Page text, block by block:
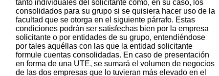
tanto individuales del solicitante como, en su caso, los
consolidados para su grupo si se quisiera hacer uso de la
facultad que se otorga en el siguiente párrafo. Estas
condiciones podrán ser satisfechas bien por la empresa
solicitante o por entidades de su grupo, entendiéndose
por tales aquéllas con las que la entidad solicitante
formule cuentas consolidadas. En caso de presentación
en forma de una UTE, se sumará el volumen de negocios
de las dos empresas que lo tuvieran más elevado en el